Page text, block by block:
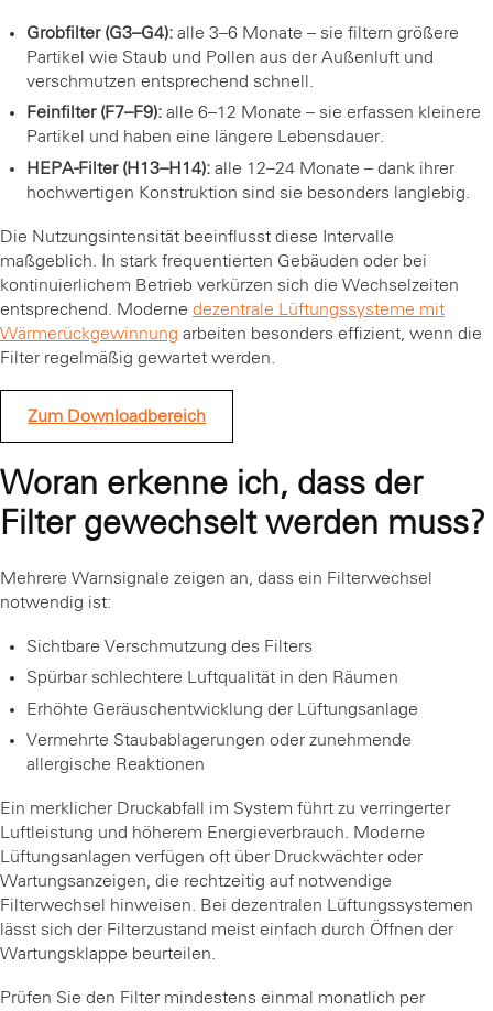
Grobfilter (G3–G4): alle 3–6 Monate – sie filtern größere
Partikel wie Staub und Pollen aus der Außenluft und
verschmutzen entsprechend schnell.
Feinfilter (F7–F9): alle 6–12 Monate – sie erfassen kleinere
Partikel und haben eine längere Lebensdauer.
HEPA-Filter (H13–H14): alle 12–24 Monate – dank ihrer
hochwertigen Konstruktion sind sie besonders langlebig.
Die Nutzungsintensität beeinflusst diese Intervalle
maßgeblich. In stark frequentierten Gebäuden oder bei
kontinuierlichem Betrieb verkürzen sich die Wechselzeiten
entsprechend. Moderne dezentrale Lüftungssysteme mit
Wärmerückgewinnung arbeiten besonders effizient, wenn die
Filter regelmäßig gewartet werden.
Zum Downloadbereich
Woran erkenne ich, dass der
Filter gewechselt werden muss?
Mehrere Warnsignale zeigen an, dass ein Filterwechsel
notwendig ist:
Sichtbare Verschmutzung des Filters
Spürbar schlechtere Luftqualität in den Räumen
Erhöhte Geräuschentwicklung der Lüftungsanlage
Vermehrte Staubablagerungen oder zunehmende
allergische Reaktionen
Ein merklicher Druckabfall im System führt zu verringerter
Luftleistung und höherem Energieverbrauch. Moderne
Lüftungsanlagen verfügen oft über Druckwächter oder
Wartungsanzeigen, die rechtzeitig auf notwendige
Filterwechsel hinweisen. Bei dezentralen Lüftungssystemen
lässt sich der Filterzustand meist einfach durch Öffnen der
Wartungsklappe beurteilen.
Prüfen Sie den Filter mindestens einmal monatlich per